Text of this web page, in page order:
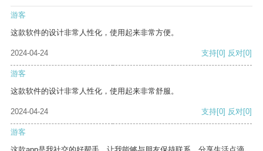
游客
这款软件的设计非常人性化，使用起来非常方便。
2024-04-24 支持[0] 反对[0]
游客
这款软件的设计非常人性化，使用起来非常舒服。
2024-04-24 支持[0] 反对[0]
游客